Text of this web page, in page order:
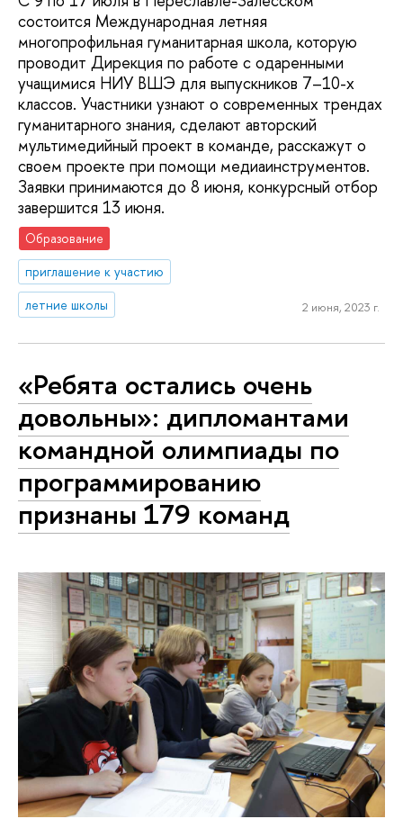
состоится Международная летняя
многопрофильная гуманитарная школа, которую
проводит Дирекция по работе с одаренными
учащимися НИУ ВШЭ для выпускников 7–10-х
классов. Участники узнают о современных трендах
гуманитарного знания, сделают авторский
мультимедийный проект в команде, расскажут о
своем проекте при помощи медиаинструментов.
Заявки принимаются до 8 июня, конкурсный отбор
завершится 13 июня.
Образование
приглашение к участию
летние школы
2 июня, 2023 г.
«Ребята остались очень
довольны»: дипломантами
командной олимпиады по
программированию
признаны 179 команд